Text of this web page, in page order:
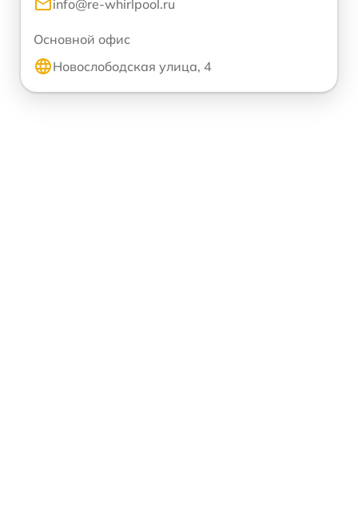
info@re-whirlpool.ru
Основной офис
Новослободская улица, 4